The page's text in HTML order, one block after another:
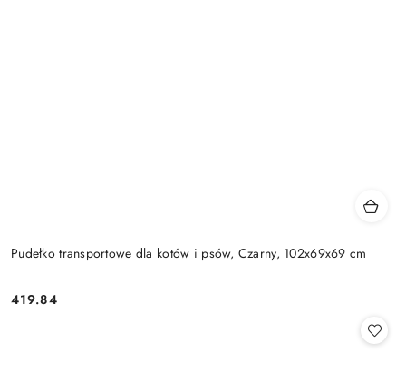
Pudełko transportowe dla kotów i psów, Czarny, 102x69x69 cm
Cena:
419.84